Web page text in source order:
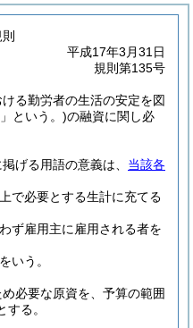
平成17年3月31日
規則第135号
る勤労者の生活の安定を図
という。)の融資に関し必
げる用語の意義は、 当該各
で必要とする生計に充てる
ず雇用主に雇用される者を
いう。
必要な原資を、予算の範囲
る。